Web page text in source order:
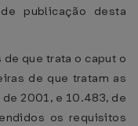
publicação desta
de que trata o caput o
de que tratam as
2001, e 10.483, de
os requisitos